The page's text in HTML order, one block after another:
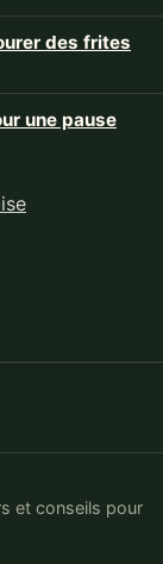
des frites
une pause
et conseils pour